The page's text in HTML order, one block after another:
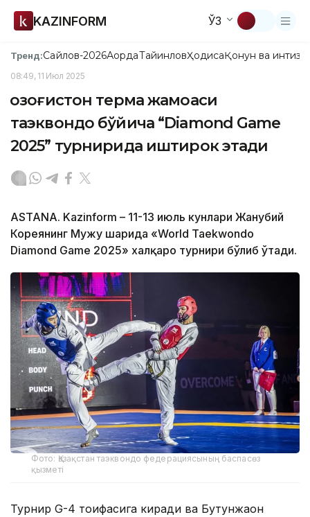
KAZINFORM ЎЗ
Тренд:Сайлов-2026АқордаТайинловҲодисаҚонун ва
08:49, 11 Июл 2025
Қозоғистон терма жамоаси
таэквондо бўйича “Diamond Game
2025” турнирида иштирок этади
ASTANA. Kazinform – 11-13 июль кунлари Жанубий
Кореянинг Мужу шаҳрида «World Taekwondo
Diamond Game 2025» халқаро турнири бўлиб ўтади.
Фото: Қазақстан таэквондо федерациясының баспасөз
қызметі
Турнир G-4 тоифасига киради ва Бутунжаҳон